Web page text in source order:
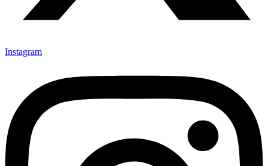
Instagram